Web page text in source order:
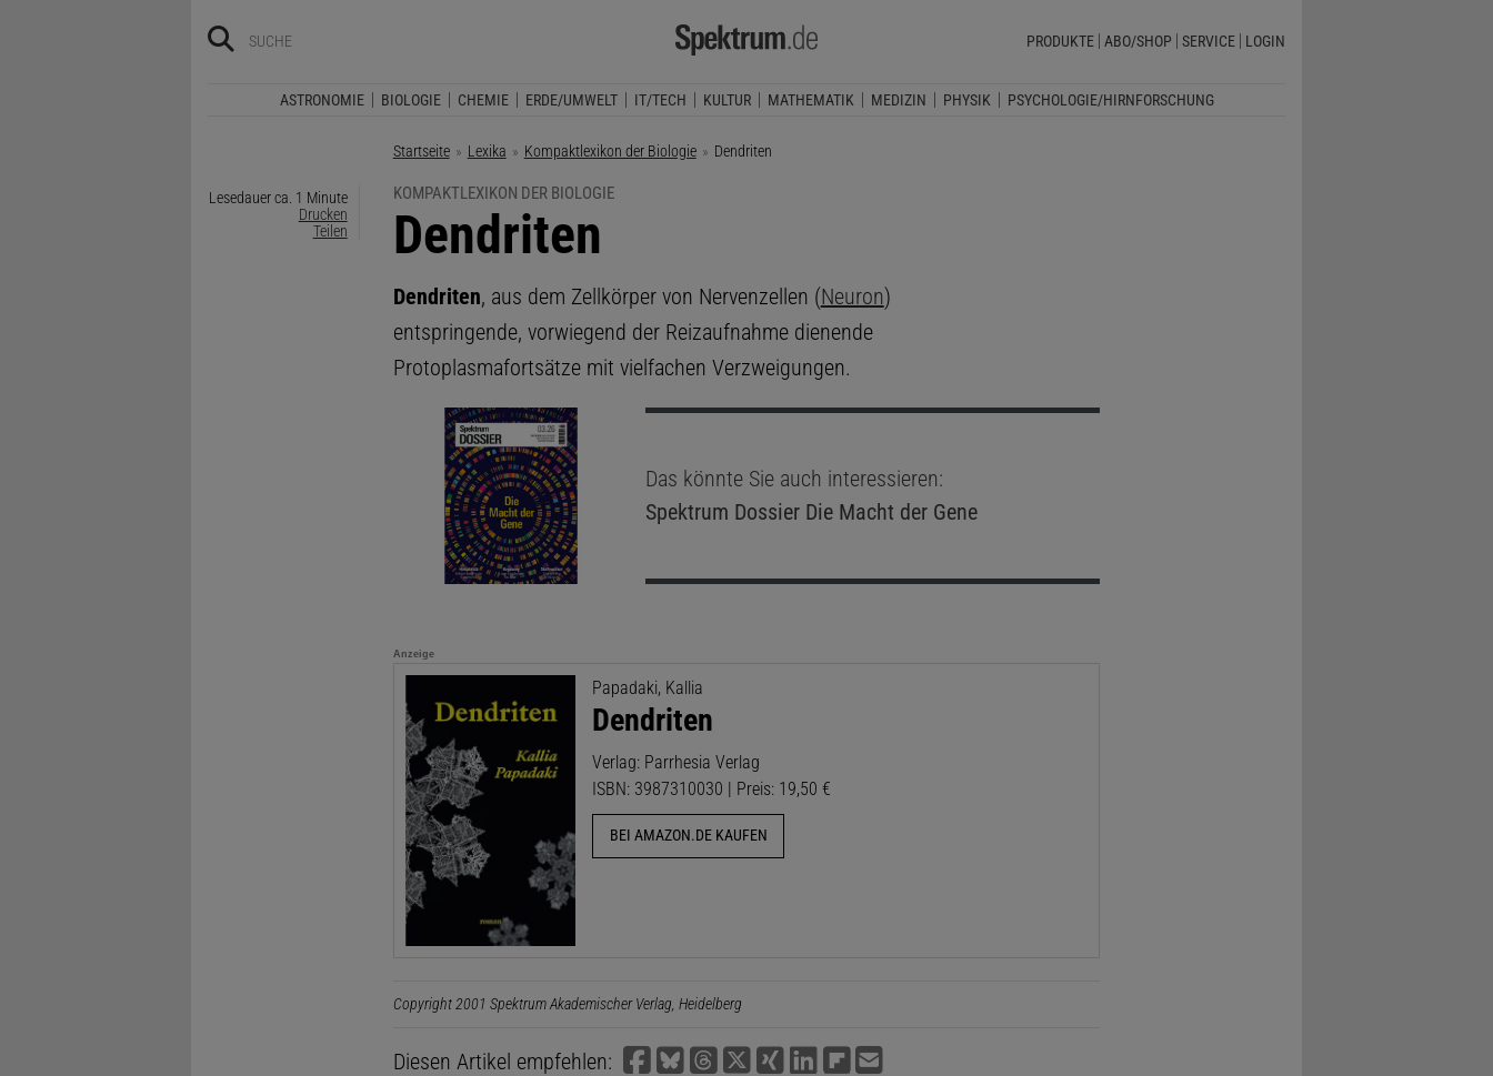
PRODUKTE ABO/SHOP SERVICE LOGIN
ASTRONOMIE BIOLOGIE CHEMIE ERDE/UMWELT IT/TECH KULTUR MATHEMATIK MEDIZIN PHYSIK PSYCHOLOGIE/HIRNFORSCHUNG
Startseite Lexika Kompaktlexikon der Biologie Aktuelle Seite:
Dendriten
Lesedauer ca. 1 Minute
Drucken
Teilen
KOMPAKTLEXIKON DER BIOLOGIE
:
Dendriten
Dendriten, aus dem Zellkörper von Nervenzellen (Neuron)
entspringende, vorwiegend der Reizaufnahme dienende
Protoplasmafortsätze mit vielfachen Verzweigungen.
Das könnte Sie auch interessieren:
Spektrum DossierDie Macht der Gene
Anzeige
Papadaki, Kallia
Dendriten
Verlag: Parrhesia Verlag
ISBN: 3987310030 | Preis: 19,50 €
BEI AMAZON.DE KAUFEN
Copyright 2001 Spektrum Akademischer Verlag, Heidelberg
Diesen Artikel empfehlen: